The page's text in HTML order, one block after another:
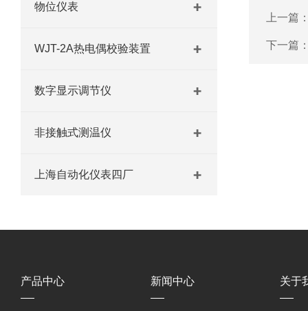
物位仪表
WJT-2A热电偶校验装置
数字显示调节仪
非接触式测温仪
上海自动化仪表四厂
上一篇
下一篇
产品中心 新闻中心 关于